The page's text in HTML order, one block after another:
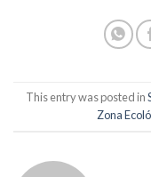
This entry was posted in
Zona